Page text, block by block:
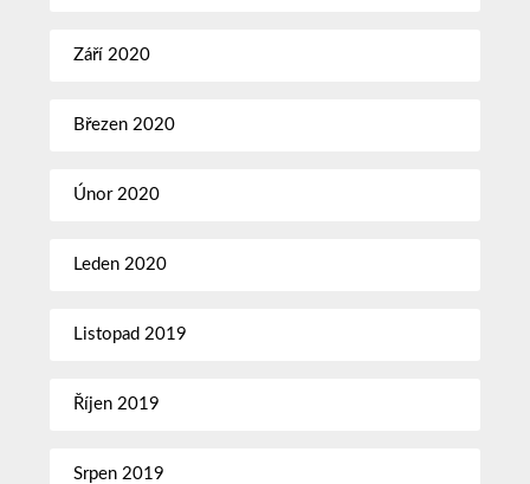
Září 2020
Březen 2020
Únor 2020
Leden 2020
Listopad 2019
Říjen 2019
Srpen 2019